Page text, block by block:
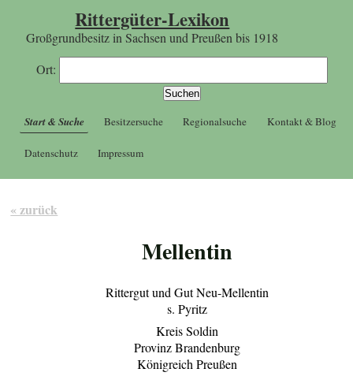
Rittergüter-Lexikon
Großgrundbesitz in Sachsen und Preußen bis 1918
Ort:
Start & Suche Besitzersuche Regionalsuche Kontakt & Blog
Datenschutz Impressum
« zurück
Mellentin
Rittergut und Gut Neu-Mellentin
s. Pyritz
Kreis Soldin
Provinz Brandenburg
Königreich Preußen